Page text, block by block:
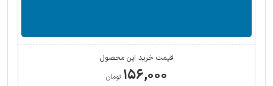
قیمت خرید این محصول
۱۵۶,۰۰۰ تومان